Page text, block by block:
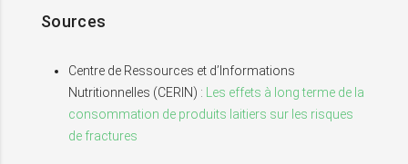
Sources
Centre de Ressources et d’Informations
Nutritionnelles (CERIN) :
Les effets à long terme de la
consommation de produits laitiers sur les risques
de fractures